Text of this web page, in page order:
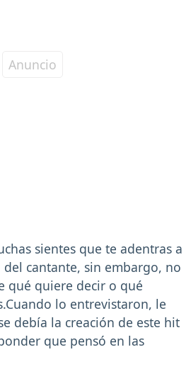
sientes que te adentras a
cantante, sin embargo, no
qué quiere decir o qué
lo entrevistaron, le
debía la creación de este hit
que pensó en las